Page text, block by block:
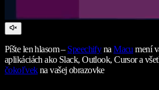
Píšte len hlasom – SpeechifynaMacu mení
aplikáciách ako Slack, Outlook, Cursor a
čokoľvekna vašej obrazovke